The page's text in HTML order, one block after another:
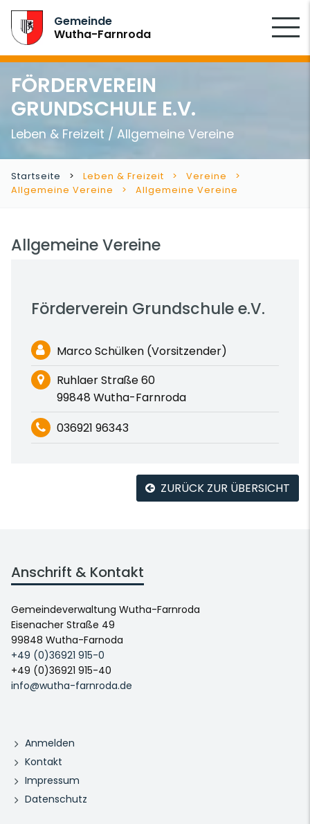
Gemeinde
Wutha-Farnroda
FÖRDERVEREIN
GRUNDSCHULE E.V.
Leben & Freizeit / Allgemeine Vereine
Startseite Leben & Freizeit
Vereine
Allgemeine Vereine
Allgemeine Vereine
Allgemeine Vereine
Förderverein Grundschule e.V.
Marco Schülken (Vorsitzender)
Ruhlaer Straße 60
99848 Wutha-Farnroda
036921 96343
ZURÜCK ZUR ÜBERSICHT
Anschrift & Kontakt
Gemeindeverwaltung Wutha-Farnroda
Eisenacher Straße 49
99848 Wutha-Farnoda
+49 (0)36921 915-0
+49 (0)36921 915-40
info@wutha-farnroda.de
Anmelden
Kontakt
Impressum
Datenschutz